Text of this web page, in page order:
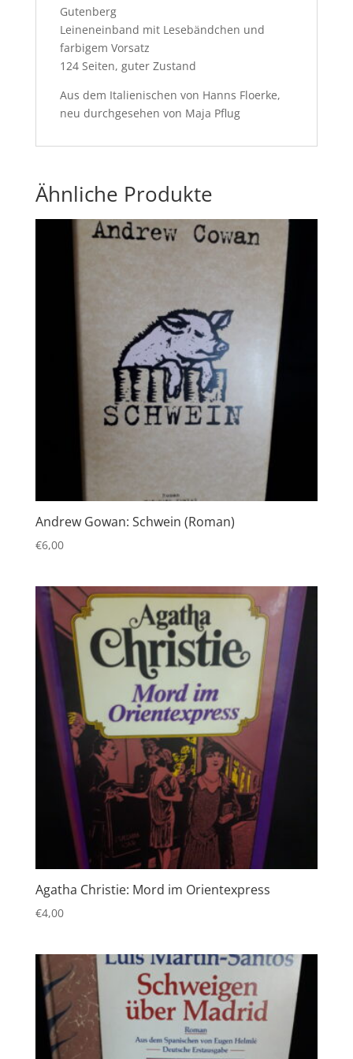
Gutenberg
Leineneinband mit Lesebändchen und
farbigem Vorsatz
124 Seiten, guter Zustand
Aus dem Italienischen von Hanns Floerke,
neu durchgesehen von Maja Pflug
Ähnliche Produkte
Andrew Gowan: Schwein (Roman)
€6,00
Agatha Christie: Mord im Orientexpress
€4,00